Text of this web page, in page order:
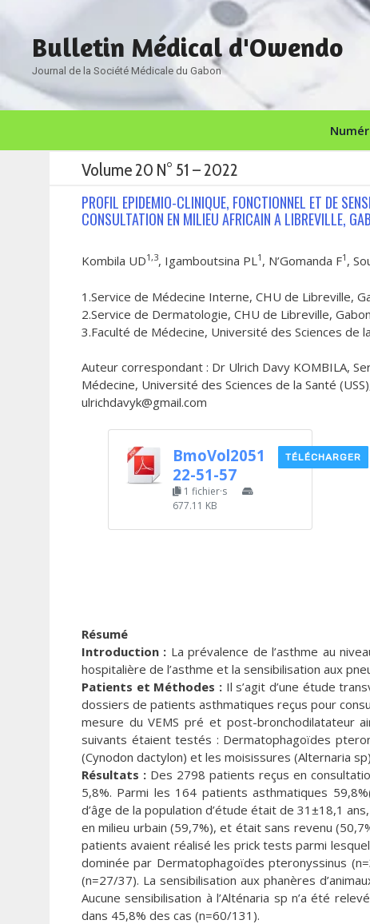
contenuBulletin Médical d'Owendo
Journal de la Société Médicale du Gabon
Volume 20 N° 51 – 2022
PROFIL EPIDEMIO-CLINIQUE, FONCTIONNEL ET DE
CONSULTATION EN MILIEU AFRICAIN A LIBREVILLE,
Kombila UD1,3, Igamboutsina PL1 , N’Gomanda F1 ,
1.Service de Médecine Interne, CHU de Libreville,
2.Service de Dermatologie, CHU de Libreville, Gabon
3.Faculté de Médecine, Université des Sciences de
Auteur correspondant : Dr Ulrich Davy KOMBILA,
Médecine, Université des Sciences de la Santé
ulrichdavyk@gmail.com
BmoVol2051
22-51-57
1 fichier·s
677.11 KB
TÉLÉCHARGER
Résumé
Introduction : La prévalence de l’asthme au
hospitalière de l’asthme et la sensibilisation aux
Patients et Méthodes :Il s’agit d’une étude
dossiers de patients asthmatiques reçus pour
mesure du VEMS pré et post-bronchodilatateur
suivants étaient testés : Dermatophagoïdes
(Cynodon dactylon) et les moisissures (Alternaria
Résultats :Des 2798 patients reçus en
5,8%. Parmi les 164 patients asthmatiques
d’âge de la population d’étude était de 31±18,1
en milieu urbain (59,7%), et était sans revenu
patients avaient réalisé les prick tests parmi
dominée par Dermatophagoïdes pteronyssinus
(n=27/37). La sensibilisation aux phanères
Aucune sensibilisation à l’Alténaria sp n’a été
dans 45,8% des cas (n=60/131).